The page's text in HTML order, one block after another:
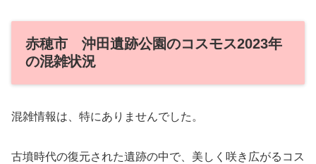
赤穂市 沖田遺跡公園のコスモス2023年
の混雑状況
混雑情報は、特にありませんでした。
古墳時代の復元された遺跡の中で、美しく咲き広がるコス